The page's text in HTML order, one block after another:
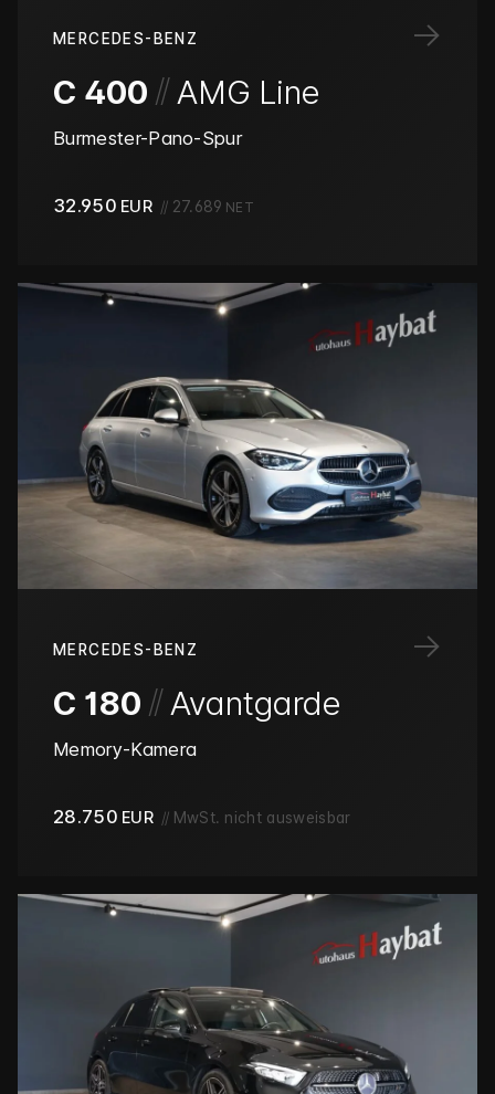
→
MERCEDES-BENZ
C 400 // AMG Line
Burmester-Pano-Spur
32.950 EUR // 27.689 NET
→
MERCEDES-BENZ
C 180 // Avantgarde
Memory-Kamera
28.750 EUR // MwSt. nicht ausweisbar